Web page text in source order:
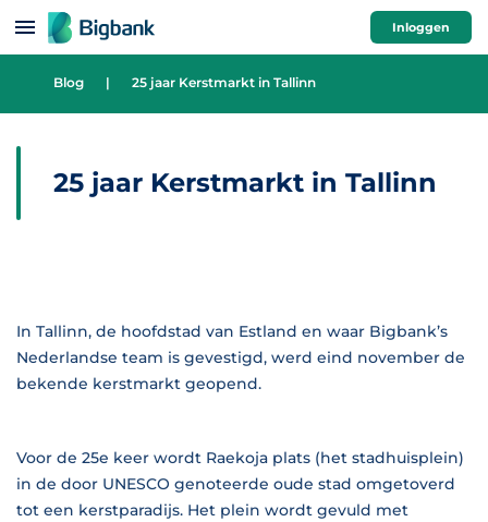
Spring naar onderwerp Inloggen
Blog | 25 jaar Kerstmarkt in Tallinn
25 jaar Kerstmarkt in Tallinn
In Tallinn, de hoofdstad van Estland en waar Bigbank’s
Nederlandse team is gevestigd, werd eind november de
bekende kerstmarkt geopend.
Voor de 25e keer wordt Raekoja plats (het stadhuisplein)
in de door UNESCO genoteerde oude stad omgetoverd
tot een kerstparadijs. Het plein wordt gevuld met